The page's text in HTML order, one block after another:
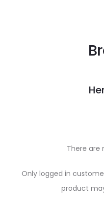
There are
Only logged in
product